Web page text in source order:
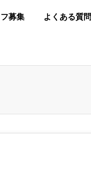
募集 よくある質問